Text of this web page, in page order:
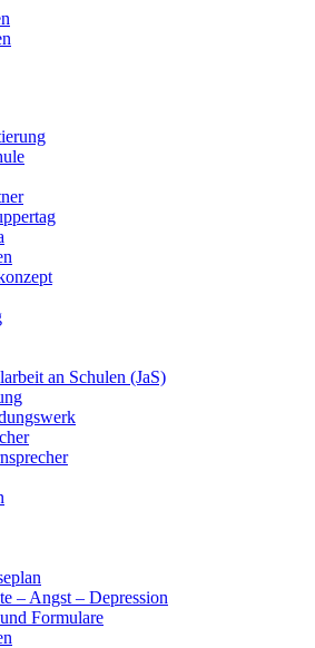
an Schulen (JaS)
– Angst – Depression
Formulare